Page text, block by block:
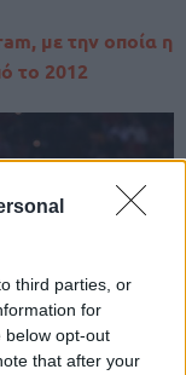
third parties, or
for
below opt-out
that after your
με την οποία η
το 2012